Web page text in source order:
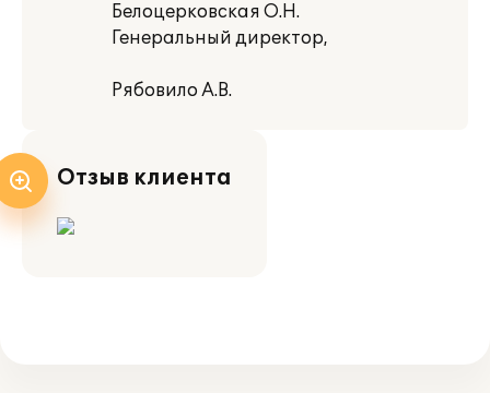
Белоцерковская О.Н.
Генеральный директор,
Рябовило А.В.
Отзыв клиента